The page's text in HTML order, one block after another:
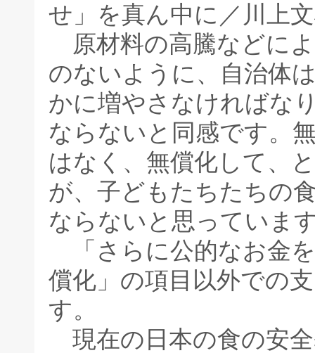
せ」を真ん中に／川上
原材料の高騰などに
のないように、自治体
かに増やさなければな
ならないと同感です。
はなく、無償化して、
が、子どもたちたちの
ならないと思っていま
「さらに公的なお金
償化」の項目以外での
す。
現在の日本の食の安